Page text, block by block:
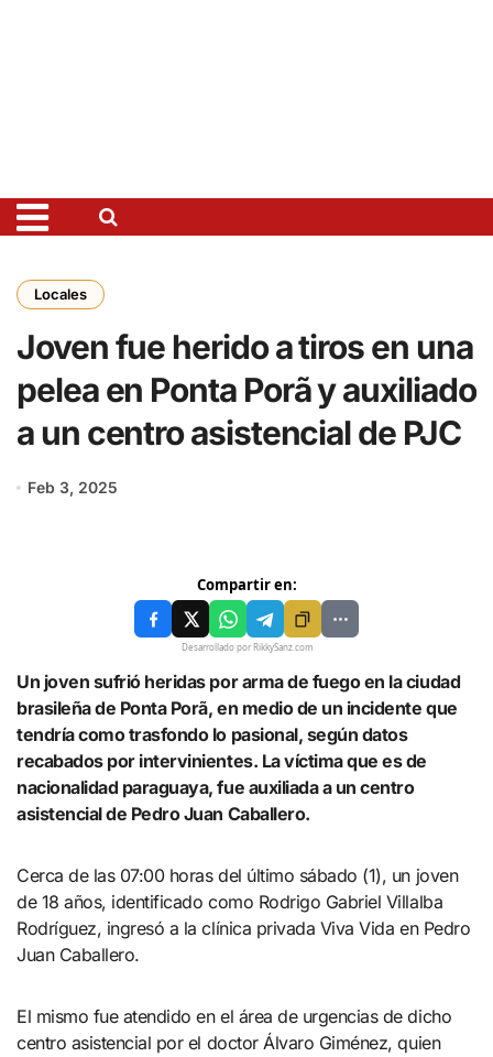
Locales
Joven fue herido a tiros en una
pelea en Ponta Porã y auxiliado
a un centro asistencial de PJC
Feb 3, 2025
Compartir en:
Desarrollado por RikkySanz.com
Un joven sufrió heridas por arma de fuego en la ciudad
brasileña de Ponta Porã, en medio de un incidente que
tendría como trasfondo lo pasional, según datos
recabados por intervinientes. La víctima que es de
nacionalidad paraguaya, fue auxiliada a un centro
asistencial de Pedro Juan Caballero.
Cerca de las 07:00 horas del último sábado (1), un joven
de 18 años, identificado como Rodrigo Gabriel Villalba
Rodríguez, ingresó a la clínica privada Viva Vida en Pedro
Juan Caballero.
El mismo fue atendido en el área de urgencias de dicho
centro asistencial por el doctor Álvaro Giménez, quien